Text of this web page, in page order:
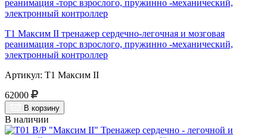
Т1 Максим II тренажер сердечно-легочная и мозговая
реанимация -торс взрослого, пружинно -механический,
электронный контроллер
Артикул: Т1 Максим II
62000
В корзину
В наличии